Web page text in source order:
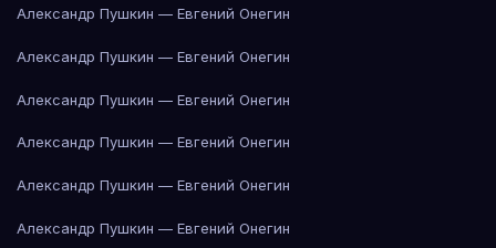
Александр Пушкин — Евгений Онегин
Александр Пушкин — Евгений Онегин
Александр Пушкин — Евгений Онегин
Александр Пушкин — Евгений Онегин
Александр Пушкин — Евгений Онегин
Александр Пушкин — Евгений Онегин